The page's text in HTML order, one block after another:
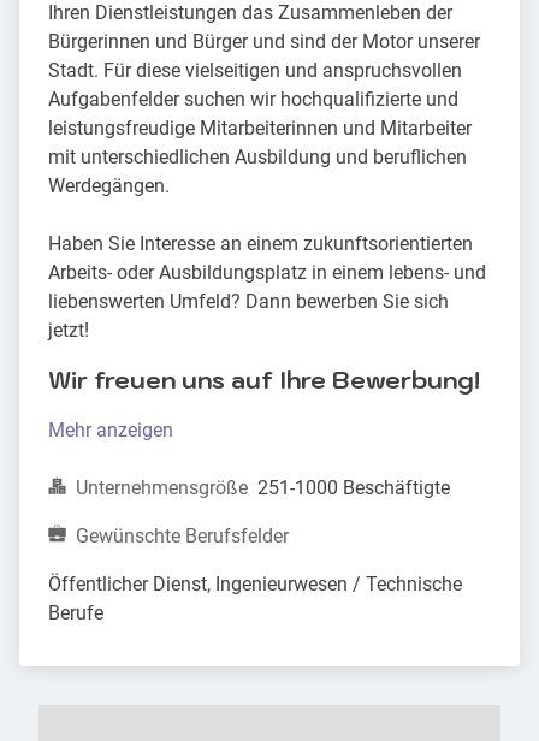
Ihren Dienstleistungen das Zusammenleben der
Bürgerinnen und Bürger und sind der Motor unserer
Stadt. Für diese vielseitigen und anspruchsvollen
Aufgabenfelder suchen wir hochqualifizierte und
leistungsfreudige Mitarbeiterinnen und Mitarbeiter
mit unterschiedlichen Ausbildung und beruflichen
Werdegängen.
Haben Sie Interesse an einem zukunftsorientierten
Arbeits- oder Ausbildungsplatz in einem lebens- und
liebenswerten Umfeld? Dann bewerben Sie sich
jetzt!
Wir freuen uns auf Ihre Bewerbung!
Mehr anzeigen
Unternehmensgröße 251-1000 Beschäftigte
Gewünschte Berufsfelder
Öffentlicher Dienst, Ingenieurwesen / Technische
Berufe